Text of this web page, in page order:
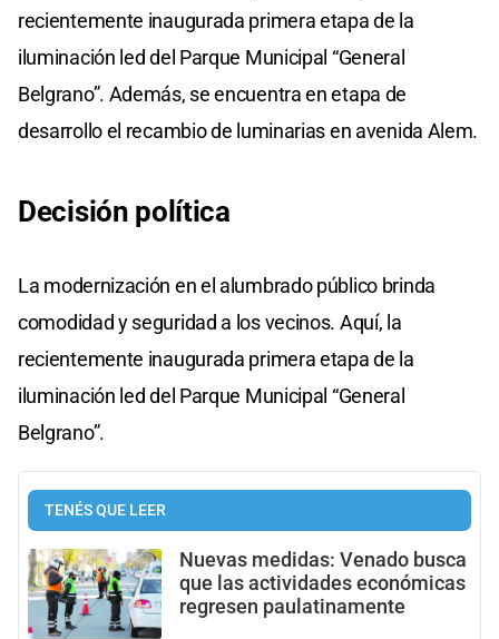
recientemente inaugurada primera etapa de la
iluminación led del Parque Municipal “General
Belgrano”. Además, se encuentra en etapa de
desarrollo el recambio de luminarias en avenida Alem.
Decisión política
La modernización en el alumbrado público brinda
comodidad y seguridad a los vecinos. Aquí, la
recientemente inaugurada primera etapa de la
iluminación led del Parque Municipal “General
Belgrano”.
TENÉS QUE LEER
Nuevas medidas: Venado busca
que las actividades económicas
regresen paulatinamente